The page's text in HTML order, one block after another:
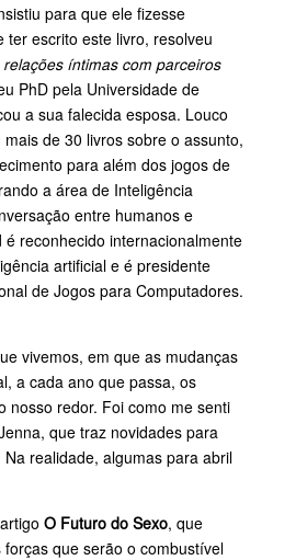
para que ele fizesse
ter escrito este livro, resolveu
relações íntimas com parceiros
PhD pela Universidade de
a sua falecida esposa. Louco
de 30 livros sobre o assunto,
para além dos jogos de
a área de Inteligência
entre humanos e
reconhecido internacionalmente
artificial e é presidente
de Jogos para Computadores.
vivemos, em que as mudanças
a cada ano que passa, os
nosso redor. Foi como me senti
que traz novidades para
realidade, algumas para abril
O Futuro do Sexo, que
que serão o combustível